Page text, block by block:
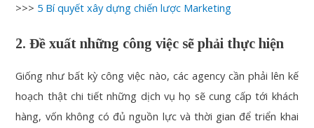
>>> 5 Bí quyết xây dựng chiến lược Marketing
2. Đề xuất những công việc sẽ phải thực hiện
Giống như bất kỳ công việc nào, các agency cần phải lên kế
hoạch thật chi tiết những dịch vụ họ sẽ cung cấp tới khách
hàng, vốn không có đủ nguồn lực và thời gian để triển khai